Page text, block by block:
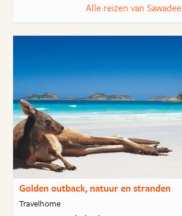
Alle reizen van Sawadee
Golden outback, natuur en stranden
Travelhome